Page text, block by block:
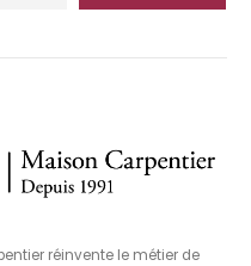
réinvente le métier de